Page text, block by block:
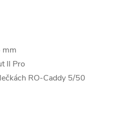
mm
II Pro
RO-Caddy 5/50